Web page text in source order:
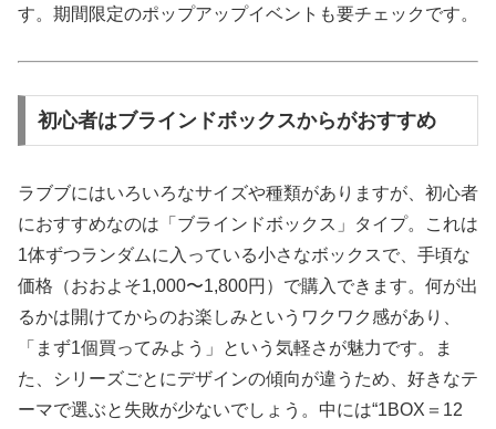
す。期間限定のポップアップイベントも要チェックです。
初心者はブラインドボックスからがおすすめ
ラブブにはいろいろなサイズや種類がありますが、初心者
におすすめなのは「ブラインドボックス」タイプ。これは
1体ずつランダムに入っている小さなボックスで、手頃な
価格（おおよそ1,000〜1,800円）で購入できます。何が出
るかは開けてからのお楽しみというワクワク感があり、
「まず1個買ってみよう」という気軽さが魅力です。ま
た、シリーズごとにデザインの傾向が違うため、好きなテ
ーマで選ぶと失敗が少ないでしょう。中には“1BOX＝12